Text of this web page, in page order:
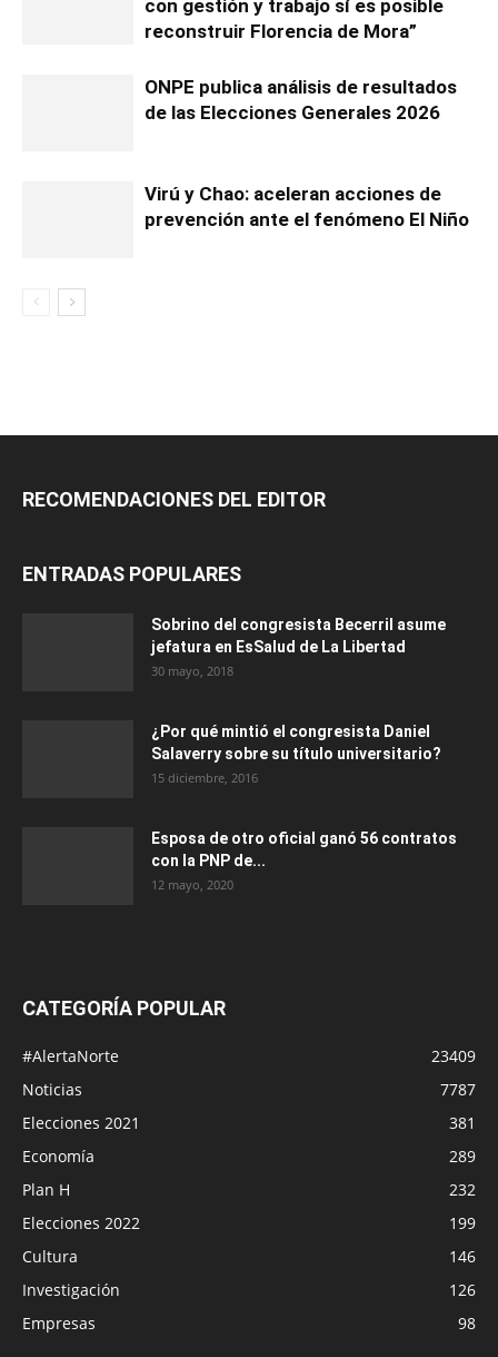
con gestión y trabajo sí es posible
reconstruir Florencia de Mora”
ONPE publica análisis de resultados
de las Elecciones Generales 2026
Virú y Chao: aceleran acciones de
prevención ante el fenómeno El Niño
RECOMENDACIONES DEL EDITOR
ENTRADAS POPULARES
Sobrino del congresista Becerril asume
jefatura en EsSalud de La Libertad
30 mayo, 2018
¿Por qué mintió el congresista Daniel
Salaverry sobre su título universitario?
15 diciembre, 2016
Esposa de otro oficial ganó 56 contratos
con la PNP de...
12 mayo, 2020
CATEGORÍA POPULAR
#AlertaNorte
23409
Noticias
7787
Elecciones 2021
381
Economía
289
Plan H
232
Elecciones 2022
199
Cultura
146
Investigación
126
Empresas
98